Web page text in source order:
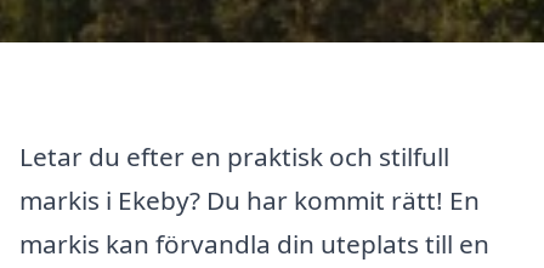
Letar du efter en praktisk och stilfull
markis i Ekeby? Du har kommit rätt! En
markis kan förvandla din uteplats till en